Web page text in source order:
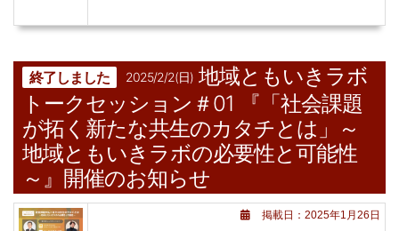
終了しました 2025/2/2(日) 地域ともいきラボ
トークセッション＃01 『「社会課題
が拓く新たな共生のカタチとは」～
地域ともいきラボの必要性と可能性
～』開催のお知らせ
掲載日：2025年1月26日